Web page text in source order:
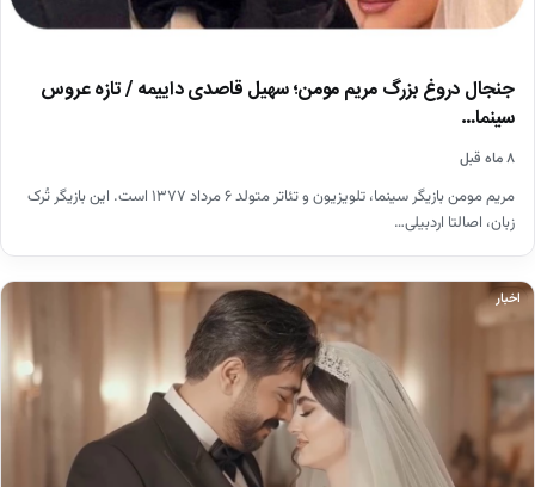
جنجال دروغ بزرگ مریم مومن؛ سهیل قاصدی داییمه / تازه عروس
سینما…
۸ ماه قبل
مریم مومن بازیگر سینما، تلویزیون و تئاتر متولد ۶ مرداد ۱۳۷۷ است. این بازیگر تُرک
زبان، اصالتا اردبیلی…
اخبار